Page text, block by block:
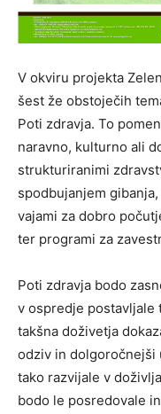
V okviru projekta
šest že obstoječih
Poti zdravja. To
naravno, kulturno ali
strukturiranimi
spodbujanjem
vajami za dobro
ter programi za
Poti zdravja bodo
v ospredje postavljale
takšna doživetja
odziv in dolgoročnejši
tako razvijale v
bodo le posredovale